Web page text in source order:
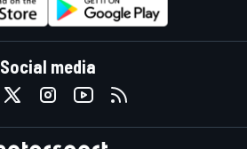
Social media